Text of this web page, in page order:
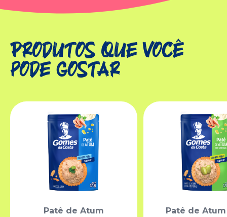
Produtos que você
pode gostar
Patê de Atum
Patê de